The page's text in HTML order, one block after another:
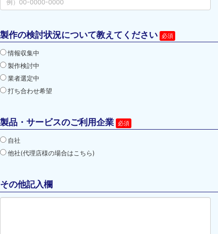
製作の検討状況について教えてください
情報収集中
製作検討中
業者選定中
打ち合わせ希望
製品・サービスのご利用企業
自社
他社(代理店様の場合はこちら)
その他記入欄